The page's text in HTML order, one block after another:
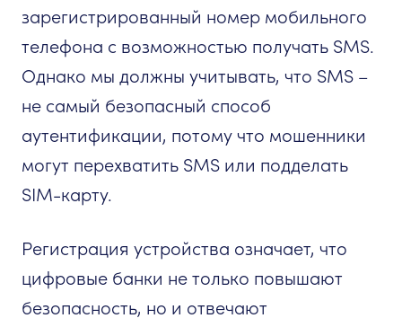
зарегистрированный номер мобильного
телефона с возможностью получать SMS.
Однако мы должны учитывать, что SMS –
не самый безопасный способ
аутентификации, потому что мошенники
могут перехватить SMS или подделать
SIM-карту.
Регистрация устройства означает, что
цифровые банки не только повышают
безопасность, но и отвечают